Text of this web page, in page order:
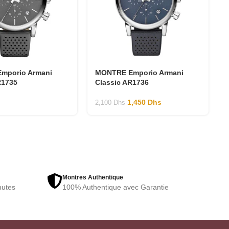
Armani
MONTRE Emporio Armani
Classic AR1736
2,100Dhs 1,450 Dhs
Montres Authentique
100% Authentique avec Garantie